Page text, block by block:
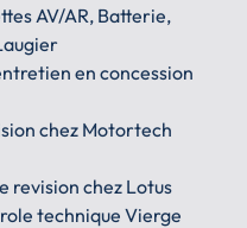
AV/AR, Batterie,
en concession
chez Motortech
revision chez Lotus
technique Vierge